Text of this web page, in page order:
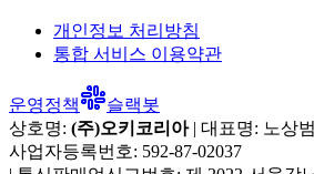
개인정보 처리방침
통합 서비스 이용약관
운영정책
슬랙봇
상호명: (주)오키코리아| 대표명: 노상범
사업자등록번호: 592-87-02037